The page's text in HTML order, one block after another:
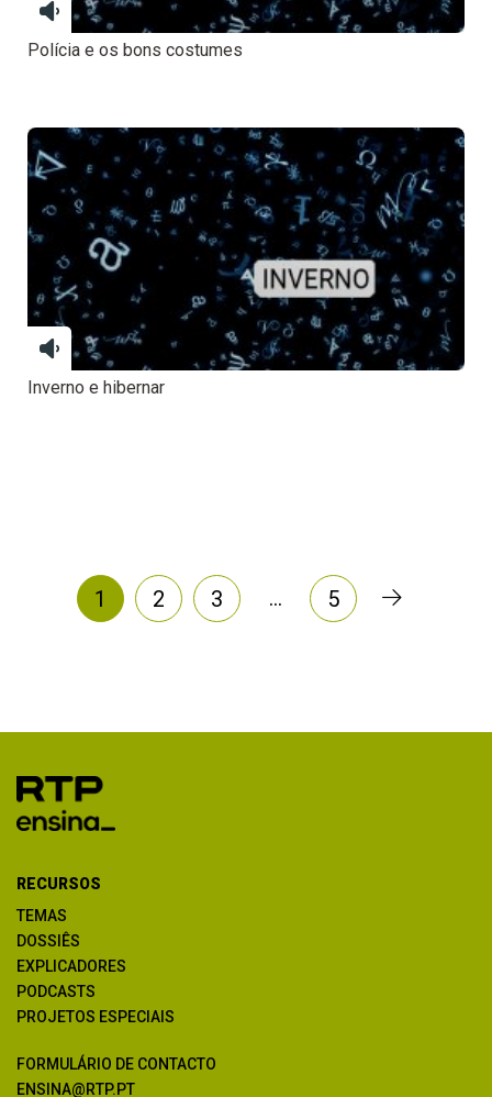
Polícia e os bons costumes
Inverno e hibernar
1 2 3 … 5
RECURSOS
TEMAS
DOSSIÊS
EXPLICADORES
PODCASTS
PROJETOS ESPECIAIS
FORMULÁRIO DE CONTACTO
ENSINA@RTP.PT